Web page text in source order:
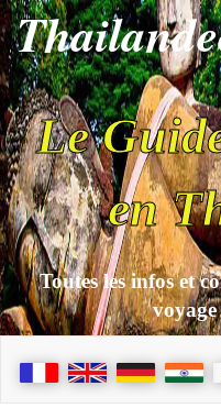
Le
en
Toutes les infos et